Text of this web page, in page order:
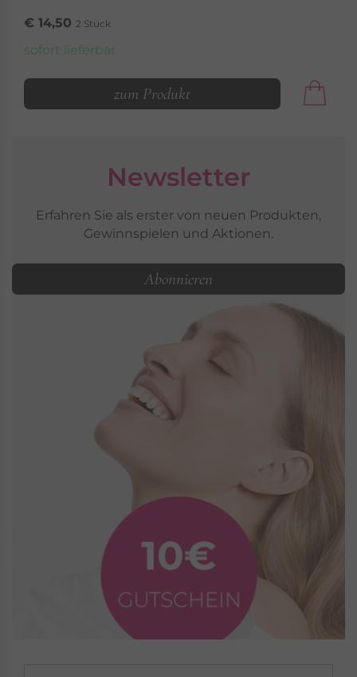
€ 14,50 2 Stück
sofort lieferbar
zum Produkt
Newsletter
Erfahren Sie als erster von neuen Produkten,
Gewinnspielen und Aktionen.
Abonnieren